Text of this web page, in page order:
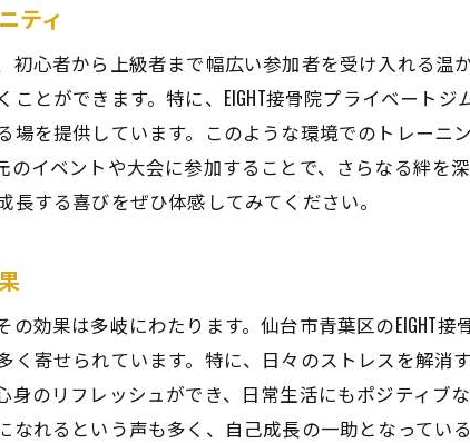
との相談で最適なプランを決定する
キックボクシング、初心者必見のトレーニングガイ
が知っておくべき基本のキック技
てのトレーニングで気をつけるポイント
に最適なウォーミングアップ方法
向けの簡単なストレッチ方法
ーニング後のリカバリーテクニック
む仙台市青葉区のキックボクシング体験
プでのトレーニングの利点
一緒に目標を達成する楽しさ
ティ
心者から上級者まで幅広い参加者を受け入れる温
とができます。特に、EIGHT接骨院プライベート
を提供しています。このような環境でのトレーニ
イベントや大会に参加することで、さらなる絆を
する喜びをぜひ体感してみてください。
効果は多岐にわたります。仙台市青葉区のEIGHT
く寄せられています。特に、日々のストレスを解消
のリフレッシュができ、日常生活にもポジティブ
れるという声も多く、自己成長の一助となってい